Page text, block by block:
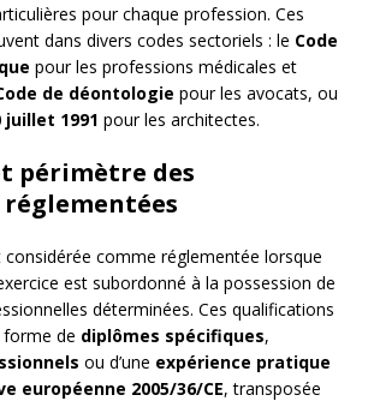
pour chaque profession. Ces
dans divers codes sectoriels : le Code
pour les professions médicales et
de déontologie pour les avocats, ou
juillet 1991 pour les architectes.
périmètre des
comme réglementée lorsque
est subordonné à la possession de
déterminées. Ces qualifications
de diplômes spécifiques,
ou d’une expérience pratique
européenne 2005/36/CE, transposée